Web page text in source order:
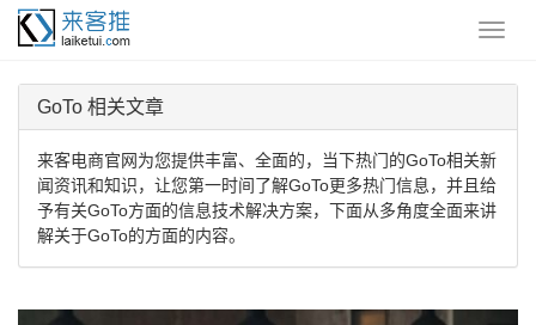
GoTo 相关文章
来客电商官网为您提供丰富、全面的，当下热门的GoTo相关新
闻资讯和知识，让您第一时间了解GoTo更多热门信息，并且给
予有关GoTo方面的信息技术解决方案，下面从多角度全面来讲
解关于GoTo的方面的内容。